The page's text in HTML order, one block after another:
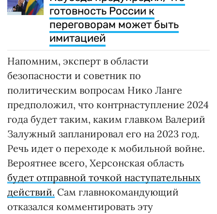
готовность России к
переговорам может быть
имитацией
Напомним, эксперт в области
безопасности и советник по
политическим вопросам Нико Ланге
предположил, что контрнаступление 2024
года будет таким, каким главком Валерий
Залужный запланировал его на 2023 год.
Речь идет о переходе к мобильной войне.
Вероятнее всего, Херсонская область
будет отправной точкой наступательных
действий. Сам главнокомандующий
отказался комментировать эту